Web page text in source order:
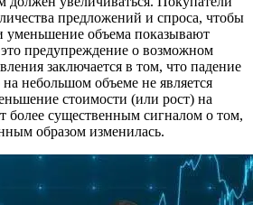
предложений и спроса, чтобы
уменьшение объема показывают
это предупреждение о возможном
заключается в том, что падение
небольшом объеме не является
стоимости (или рост) на
более существенным сигналом о том,
образом изменилась.